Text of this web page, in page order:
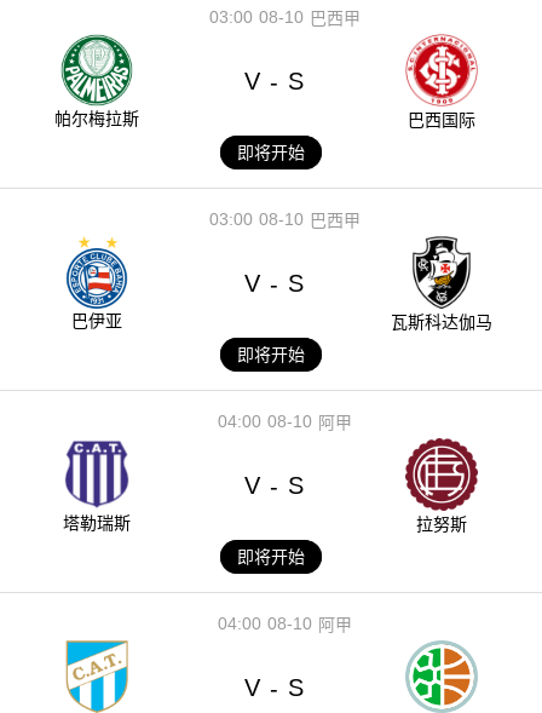
08-10
03:00 巴西甲
帕尔梅拉斯
V - S
巴西国际
即将开始
08-10
03:00 巴西甲
巴伊亚
V - S
瓦斯科达伽马
即将开始
08-10
04:00 阿甲
塔勒瑞斯
V - S
拉努斯
即将开始
08-10
04:00 阿甲
V - S